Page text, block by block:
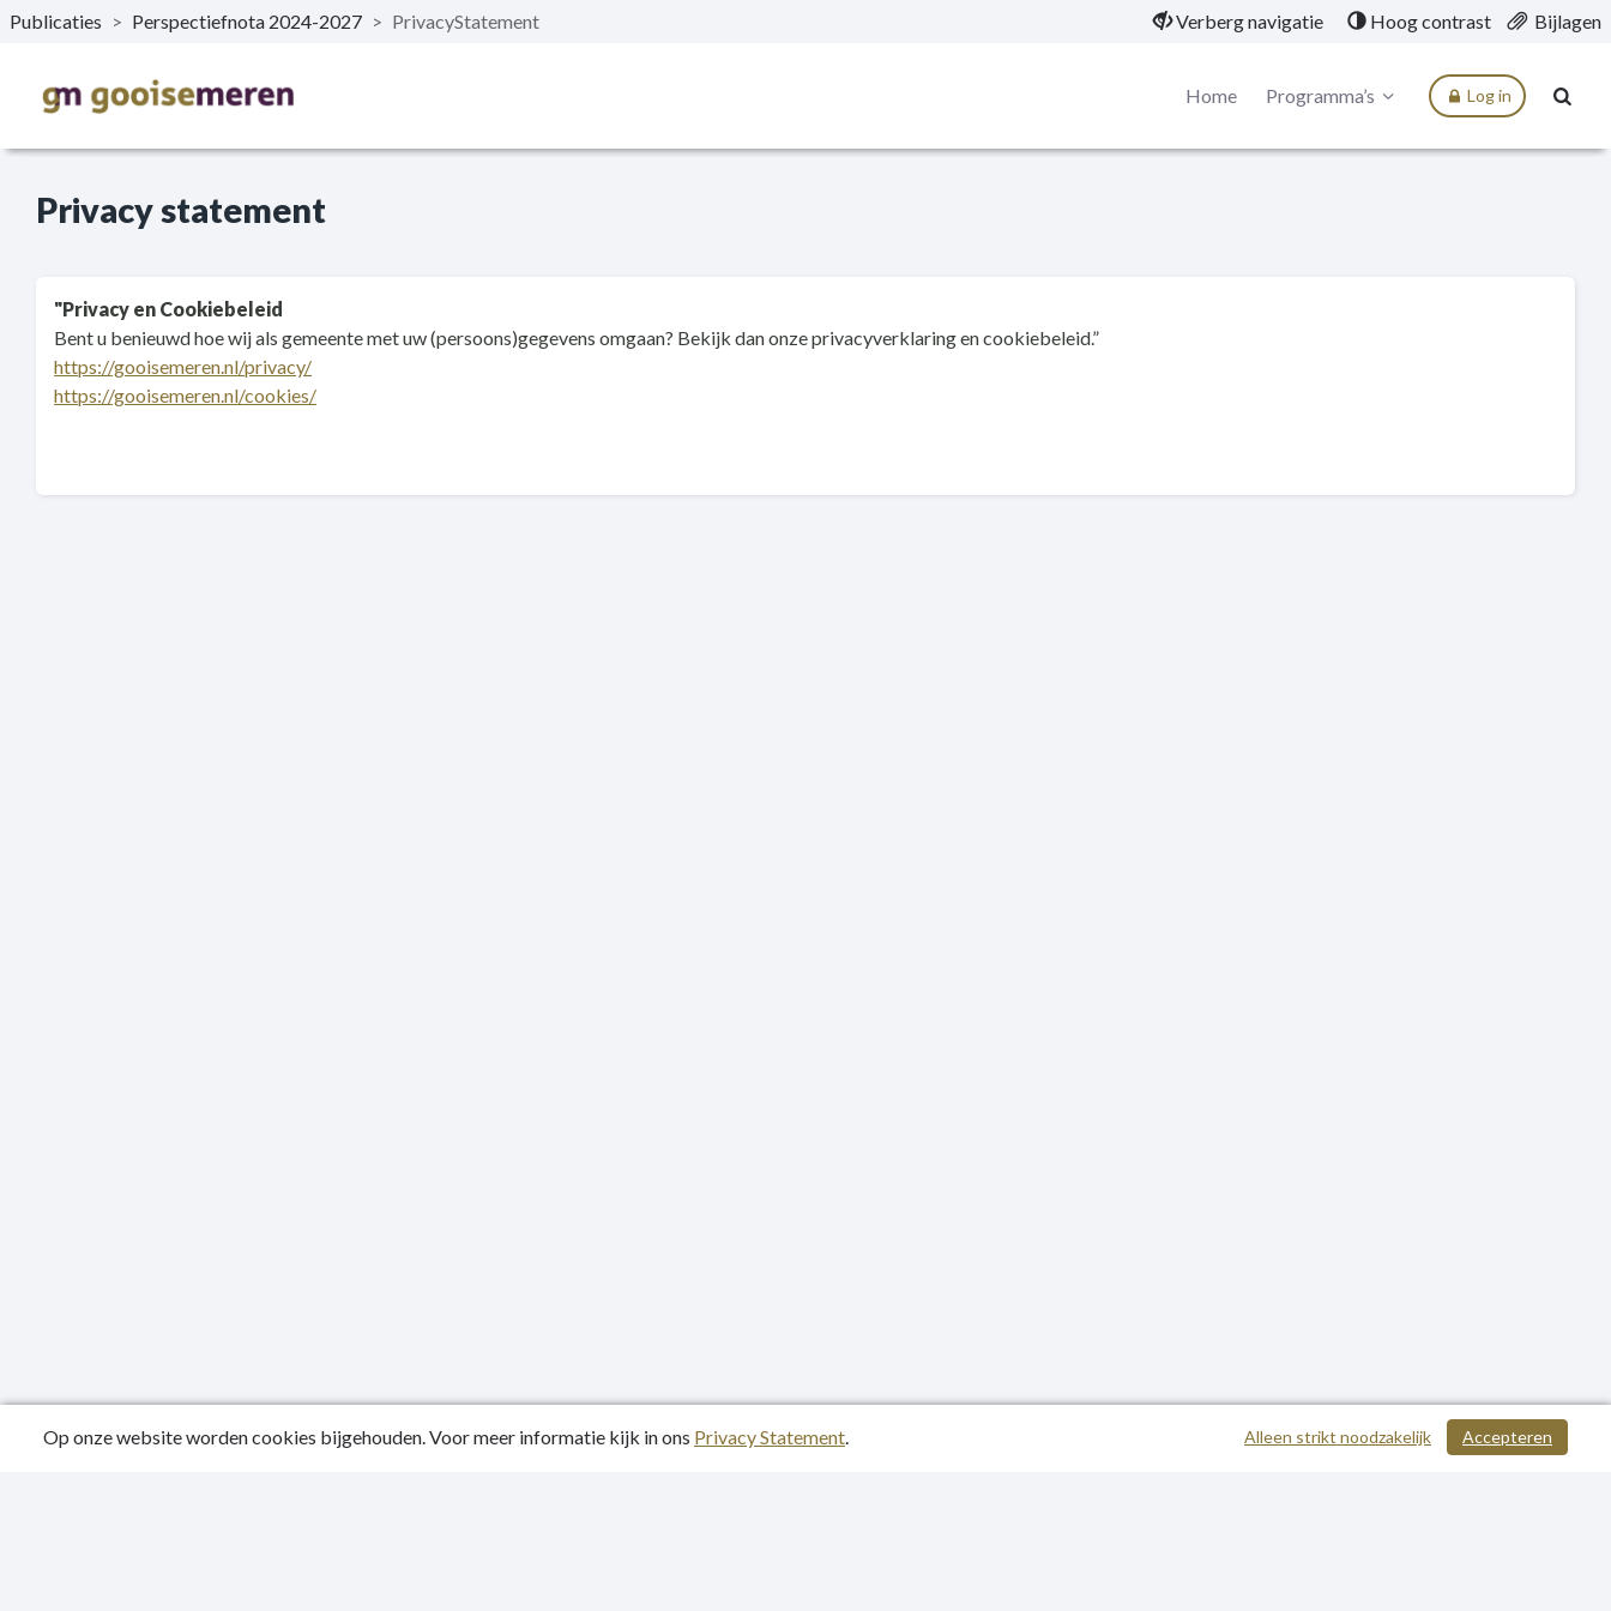
Naar hoofdinhoud
Publicaties > Perspectiefnota 2024-2027 > PrivacyStatement Verberg navigatie Hoog contrast Bijlagen
Home Programma’s Log in
Privacy statement
"Privacy en Cookiebeleid
Bent u benieuwd hoe wij als gemeente met uw (persoons)gegevens omgaan? Bekijk dan onze privacyverklaring en cookiebeleid.”
https://gooisemeren.nl/privacy/
https://gooisemeren.nl/cookies/
Publicatiedatum: 26-05-2023
Op onze website worden cookies bijgehouden. Voor meer informatie kijk in ons Privacy Statement. Accepteren
Alleen strikt noodzakelijk